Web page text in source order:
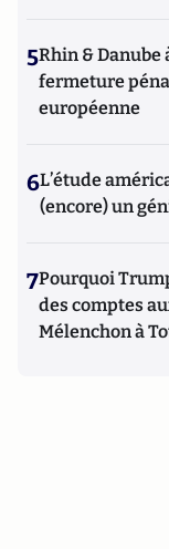
5Rhin & Danube
fermeture
européenne
6L’étude
(encore) un
7Pourquoi
des comptes
Mélenchon à